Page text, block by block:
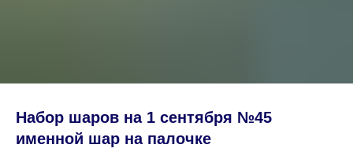
Набор шаров на 1 сентября №45
именной шар на палочке